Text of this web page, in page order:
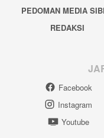
PEDOMAN MEDIA
REDAKSI
Facebook
Instagram
Youtube